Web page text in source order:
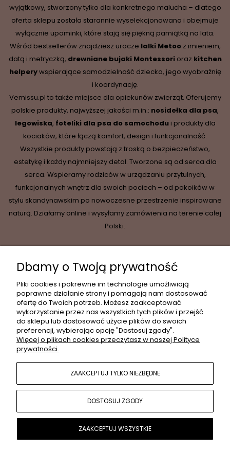
wyjątkowy, stworzony tylko dla konkretnego malucha – dlatego
oferta sklepu została starannie wyselekcjonowana i obejmuje
wyłącznie upominki, które stają się piękną pamiątką na lata.
Wśród bestsellerów znajdziesz urocze lalki Metoo z imieniem,
datą i metryczką, drewniane bujaki Montessorioraz kitchen
helperywspierające samodzielność dziecka, jego wyobraźnię
i koordynację.
Vemissu.pl to także miejsce dla opiekunów zwierząt. Oferujemy
polskie produkty, najwyższej jakości m.in.: nosidełka dla psa,
legowiska, foteliki dla psa do samochodui produkty dla
kociaków, które łączą komfort, design i funkcjonalność.
Wszystkie produkty powstają z troską o bezpieczeństwo,
estetykę i każdy najmniejszy detal. Tworzone są od serca dla
serca. Wspieramy rodziców w urządzaniu przytulnych,
funkcjonalnych wnętrz dla swoich pociech – od pokoików w
stylu skandynawskim po nowoczesne przestrzenie inspirowane
naturą. Działamy online i wysyłamy zamówienia na terenie całej
Polski.
INFORMACJE
MOJE KONTO
POPULARNE KATEGORIE
O NAS
Dbamy o Twoją prywatność
Pliki cookies i pokrewne im technologie umożliwiają
poprawne działanie strony i pomagają nam dostosować
ofertę do Twoich potrzeb. Możesz zaakceptować
wykorzystanie przez nas wszystkich tych plików i przejść
do sklepu lub dostosować użycie plików do swoich
preferencji, wybierając opcję "Dostosuj zgody".
Więcej o plikach cookies przeczytasz w naszej Polityce
prywatności.
ZAAKCEPTUJ TYLKO NIEZBĘDNE
DOSTOSUJ ZGODY
ZAAKCEPTUJ WSZYSTKIE